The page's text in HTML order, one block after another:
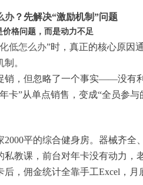
办？先解决“激励机制”问题
格问题，而是动力不足
低怎么办”时，真正的核心原因
。
销，但忽略了一个事实——没有
卡”从单点销售，变成“全员参与
平的综合健身房。器械齐全
教课，前台对年卡没有动力，
，佣金统计全靠手工Excel，月